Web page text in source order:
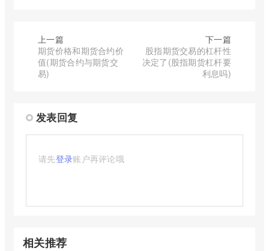
上一篇
期货价格和期货合约价
值(期货合约与期货交
易)
下一篇
股指期货交易的杠杆性
决定了(股指期货杠杆要
利息吗)
发表回复
请先登录账户再评论哦
相关推荐